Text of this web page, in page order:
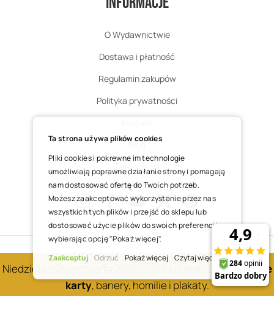
Niedziela z Owieczką 🐑 2026/2027 już jest! Zobacznowe
karty, banery, homilie i plakaty.
O Wydawnictwie
Dostawa i płatność
Regulamin zakupów
Polityka prywatności
Blog
Zgłoś zwrot
InstagramFacebookYoutube
X Pinterest
COPYRIGHT © 2025 ŚWIĘTY WOJCIECH DOM MEDIALNY SP. Z O.O.
REALIZACJA SKLEPU
Ta strona używa plików cookies
Pliki cookies i pokrewne im technologie
umożliwiają poprawne działanie strony i pomagają
nam dostosować ofertę do Twoich potrzeb.
Możesz zaakceptować wykorzystanie przez nas
wszystkich tych plików i przejść do sklepu lub
dostosować użycie plików do swoich preferencji,
wybierając opcję "Pokaż więcej".
Zaakceptuj Odrzuć Pokaż więcej Czytaj więcej